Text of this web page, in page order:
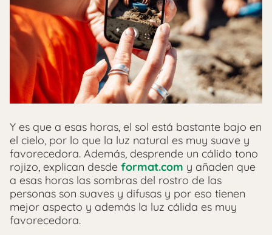
Y es que a esas horas, el sol está bastante bajo en
el cielo, por lo que la luz natural es muy suave y
favorecedora. Además, desprende un cálido tono
rojizo, explican desde format.com y añaden que
a esas horas las sombras del rostro de las
personas son suaves y difusas y por eso tienen
mejor aspecto y además la luz cálida es muy
favorecedora.